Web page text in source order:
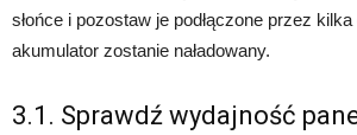
słońce i pozostaw je podłączone przez
akumulator zostanie naładowany.
3.1. Sprawdź wydajność